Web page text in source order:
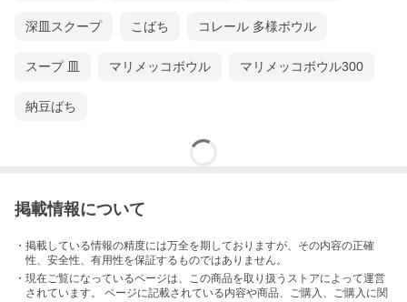
深皿スクープ こばち コレール 多様ボウル
スープ 皿 マリメッコボウル マリメッコボウル300
納豆ばち
掲載情報について
・掲載している情報の精度には万全を期しておりますが、その内容の正確
性、安全性、有用性を保証するものではありません。
・現在ご覧になっているページは、この商品を取り扱うストアによって運営
されています。 ページに記載されている内容や商品、ご購入 、ご購入に関